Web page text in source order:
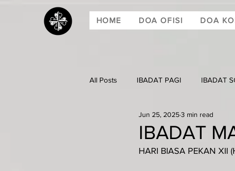
HOME DOA OFISI DOA
All Posts IBADAT PAGI IBADAT
IBADAT
Jun 25, 20253 min read
HARI BIASA PEKAN XII